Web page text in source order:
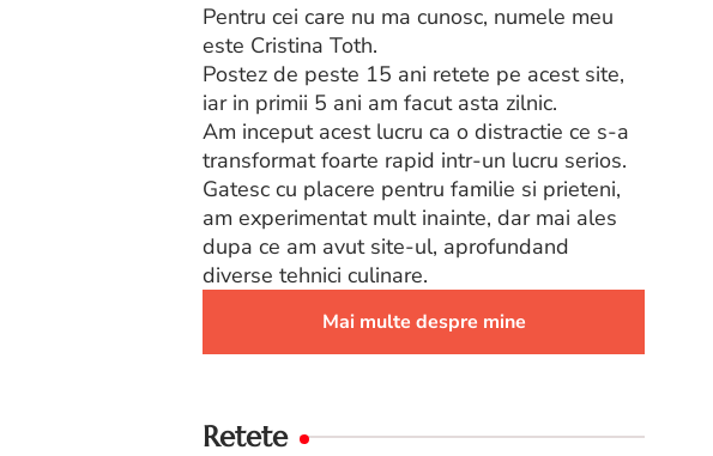
Pentru cei care nu ma cunosc, numele meu
este Cristina Toth.
Postez de peste 15 ani retete pe acest site,
iar in primii 5 ani am facut asta zilnic.
Am inceput acest lucru ca o distractie ce s-a
transformat foarte rapid intr-un lucru serios.
Gatesc cu placere pentru familie si prieteni,
am experimentat mult inainte, dar mai ales
dupa ce am avut site-ul, aprofundand
diverse tehnici culinare.
Mai multe despre mine
Retete